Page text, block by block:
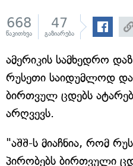
668
წაკითხვა
47
გაზიარება
ამერიკის სამხედრო
რუსეთი საიდუმლოდ
ბირთვულ ცდებს
არღვევს.
"აშშ-ს მიაჩნია, რომ
პირობებს ბირთვული